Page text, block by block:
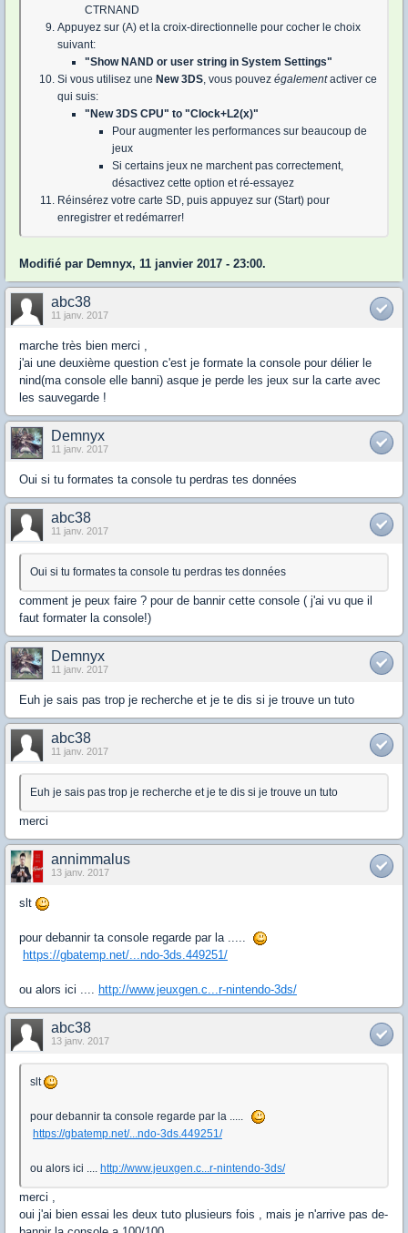
CTRNAND
Appuyez sur (A) et la croix-directionnelle pour cocher le choix
suivant:
"Show NAND or user string in System Settings"
Si vous utilisez une New 3DS , vous pouvez égalementactiver ce
qui suis:
"New 3DS CPU" to "Clock+L2(x)"
Pour augmenter les performances sur beaucoup de
jeux
Si certains jeux ne marchent pas correctement,
désactivez cette option et ré-essayez
Réinsérez votre carte SD, puis appuyez sur (Start) pour
enregistrer et redémarrer!
Modifié par Demnyx, 11 janvier 2017 - 23:00.
abc38
11 janv. 2017
marche très bien merci ,
j'ai une deuxième question c'est je formate la console pour délier le
nind(ma console elle banni) asque je perde les jeux sur la carte avec
les sauvegarde !
Demnyx
11 janv. 2017
Oui si tu formates ta console tu perdras tes données
abc38
11 janv. 2017
Oui si tu formates ta console tu perdras tes données
comment je peux faire ? pour de bannir cette console ( j'ai vu que il
faut formater la console!)
Demnyx
11 janv. 2017
Euh je sais pas trop je recherche et je te dis si je trouve un tuto
abc38
11 janv. 2017
Euh je sais pas trop je recherche et je te dis si je trouve un tuto
merci
annimmalus
13 janv. 2017
slt
pour debannir ta console regarde par la .....
https://gbatemp.net/...ndo-3ds.449251/
ou alors ici .... http://www.jeuxgen.c...r-nintendo-3ds/
abc38
13 janv. 2017
slt
pour debannir ta console regarde par la .....
https://gbatemp.net/...ndo-3ds.449251/
ou alors ici .... http://www.jeuxgen.c...r-nintendo-3ds/
merci ,
oui j'ai bien essai les deux tuto plusieurs fois , mais je n'arrive pas de-